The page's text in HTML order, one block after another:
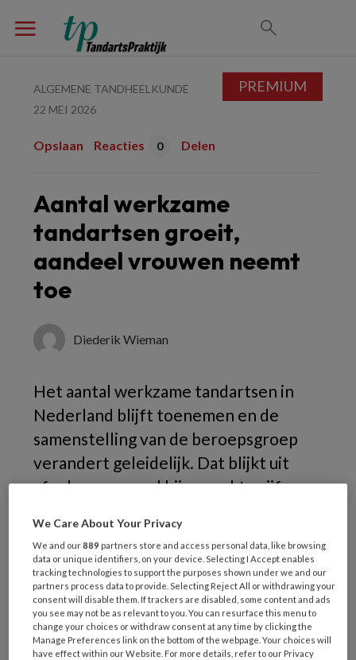
ALGEMENE TANDHEELKUNDE
22 MEI 2026
Opslaan Reacties 0 Delen
Aantal werkzame
tandartsen groeit,
aandeel vrouwen neemt
toe
Diederik Wieman
Het aantal werkzame tandartsen in
Nederland blijft toenemen en de
samenstelling van de beroepsgroep
verandert geleidelijk. Dat blijkt uit
afgelopen maand bijgewerkte cijfers
Zorg.
PREMIUM
We Care About Your Privacy
We and our889 partners store and access personal data, like browsing
data or unique identifiers, on your device. Selecting I Accept enables
tracking technologies to support the purposes shown under we and our
partners process data to provide. Selecting Reject All or withdrawing your
consent will disable them. If trackers are disabled, some content and ads
you see may not be as relevant to you. You can resurface this menu to
change your choices or withdraw consent at any time by clicking the
Manage Preferences link on the bottom of the webpage. Your choices will
have effect within our Website. For more details, refer to our Privacy